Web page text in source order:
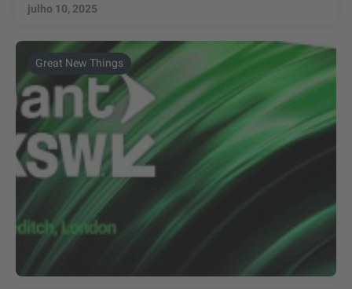
julho 10, 2025
Great New Things